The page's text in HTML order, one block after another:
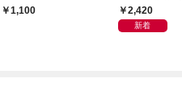
1,100
の生き残り戦略
2,420
新着